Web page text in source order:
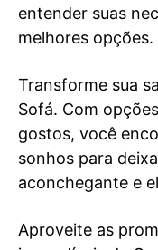
entender suas
melhores opções.
Transforme sua
Sofá. Com
gostos, você
sonhos para
aconchegante e
Aproveite as